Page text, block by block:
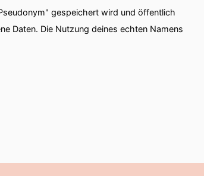
zu bekämpfen?
nach Antworten auf diese
gespeichert wird und öffentlich
Daten. Die Nutzung deines echten Namens